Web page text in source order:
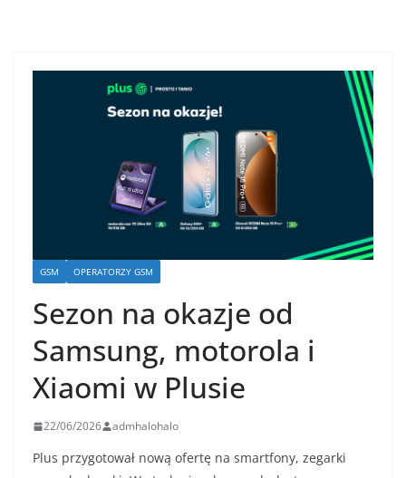
GSM OPERATORZY GSM
Sezon na okazje od
Samsung, motorola i
Xiaomi w Plusie
22/06/2026 admhalohalo
Plus przygotował nową ofertę na smartfony, zegarki